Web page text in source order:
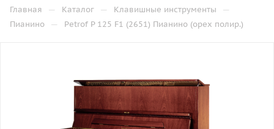
Главная — Каталог — Клавишные инструменты —
Пианино — Petrof P 125 F1 (2651) Пианино (орех полир.)